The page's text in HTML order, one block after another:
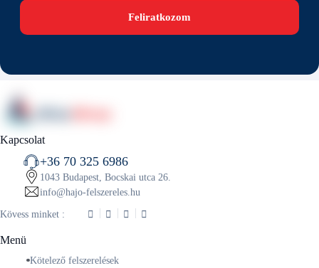
Feliratkozom
Kapcsolat
+36 70 325 6986
1043 Budapest, Bocskai utca 26.
info@hajo-felszereles.hu
Kövess minket :
Menü
Kötelező felszerelések